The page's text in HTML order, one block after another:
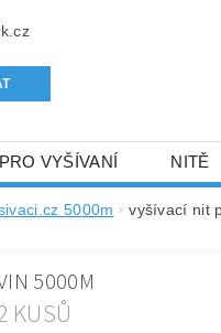
VYŠÍVANÍ NITĚ
DOPRODEJ A SLEVY
E-SHOP VYSIVACI.CZ
5000m
vyšívací nit
5000M
KUSŮ